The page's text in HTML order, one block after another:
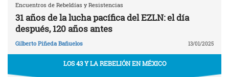
Encuentros de Rebeldías y Resistencias
31 años de la lucha pacífica del EZLN: el día
después, 120 años antes
Gilberto Piñeda Bañuelos 13/01/2025
LOS 43 Y LA REBELIÓN EN MÉXICO